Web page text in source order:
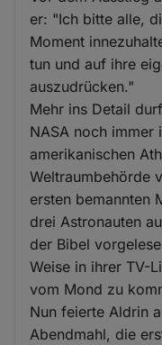
er: "Ich bitte alle,
Moment
tun und auf ihre
auszudrücken."
Mehr ins Detail
NASA noch immer
amerikanischen
Weltraumbehörde
ersten bemannten
drei Astronauten
der Bibel
Weise in ihrer TV-
vom Mond zu
Nun feierte Aldrin
Abendmahl, die